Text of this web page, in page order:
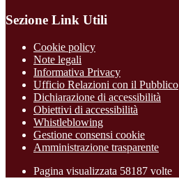
Sezione Link Utili
Cookie policy
Note legali
Informativa Privacy
Ufficio Relazioni con il Pubblico
Dichiarazione di accessibilità
Obiettivi di accessibilità
Whistleblowing
Gestione consensi cookie
Amministrazione trasparente
Pagina visualizzata 58187 volte